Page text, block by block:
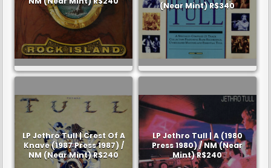
(Near Mint) R$340
LP Jethro Tull | Crest Of A
Knave (1987 Press 1987) /
NM (Near Mint) R$240
LP Jethro Tull | A (1980
Press 1980) / NM (Near
Mint) R$240